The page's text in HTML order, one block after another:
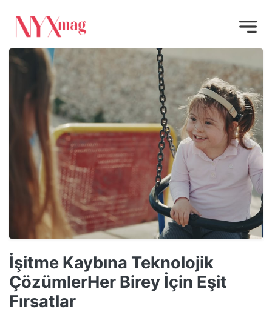
İşitme Kaybına Teknolojik
ÇözümlerHer Birey İçin Eşit
Fırsatlar